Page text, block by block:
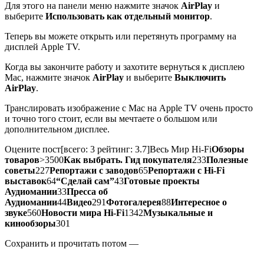
Для этого на панели меню нажмите значок AirPlay и
выберите Использовать как отдельный монитор.
Теперь вы можете открыть или перетянуть программу на
дисплей Apple TV.
Когда вы закончите работу и захотите вернуться к дисплею
Mac, нажмите значок AirPlay и выберите Выключить
AirPlay.
Транслировать изображение с Mac на Apple TV очень просто
и точно того стоит, если вы мечтаете о большом или
дополнительном дисплее.
Оцените пост[всего: 3 рейтинг: 3.7]Весь Мир Hi-FiОбзоры
товаров>3500Как выбрать. Гид покупателя233Полезные
советы227Репортажи с заводов65Репортажи с Hi-Fi
выставок64“Сделай сам”43Готовые проекты
Аудиомании33Пресса об
Аудиомании44Видео291Фотогалерея88Интересное о
звуке560Новости мира Hi-Fi1342Музыкальные и
кинообзоры301
Сохранить и прочитать потом —